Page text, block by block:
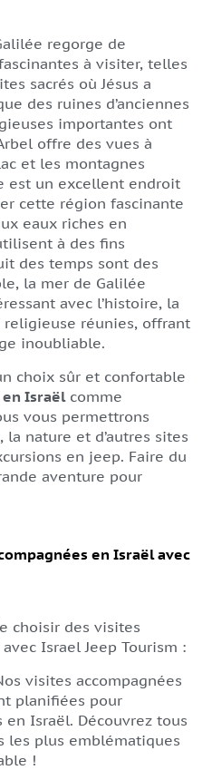
regorge de
à visiter, telles
sacrés où Jésus a
des ruines d’anciennes
importantes ont
offre des vues à
et les montagnes
est un excellent endroit
cette région fascinante
eaux riches en
à des fins
des temps sont des
la mer de Galilée
avec l’histoire, la
réunies, offrant
inoubliable.
choix sûr et confortable
Israëlcomme
vous permettrons
la nature et d’autres sites
en jeep. Faire du
aventure pour
en Israël avec
choisir des visites
Israel Jeep Tourism :
visites accompagnées
planifiées pour
Israël. Découvrez tous
les plus emblématiques
!